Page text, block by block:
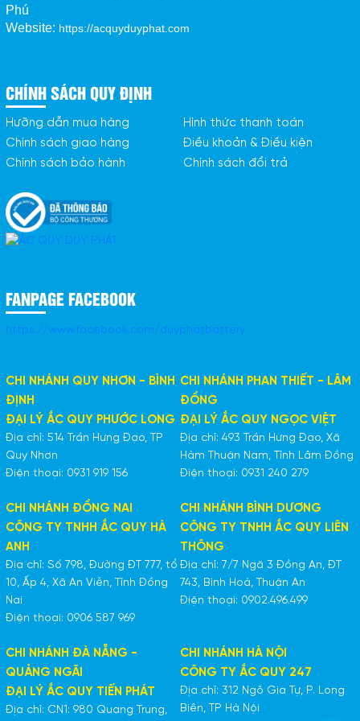
Phú
Website: https://acquyduyphat.com
CHÍNH SÁCH QUY ĐỊNH
Hưỡng dẫn mua hàng
Hình thức thanh toán
Chính sách giao hàng
Điều khoản & Điều kiện
Chính sách bảo hành
Chính sách đổi trả
FANPAGE FACEBOOK
https://www.facebook.com/duyphatbattery
CHI NHÁNH QUY NHƠN - BÌNH
ĐỊNH
ĐẠI LÝ ẮC QUY PHƯỚC LONG
Địa chỉ: 514 Trần Hưng Đạo, TP
Quy Nhơn
Điện thoại: 0931 919 156
CHI NHÁNH PHAN THIẾT - LÂM
ĐỒNG
ĐẠI LÝ ẮC QUY NGỌC VIỆT
Địa chỉ: 493 Trần Hưng Đạo, Xã
Hàm Thuận Nam, Tỉnh Lâm Đồng
Điện thoại: 0931 240 279
CHI NHÁNH ĐỒNG NAI
CÔNG TY TNHH ẮC QUY HÀ
ANH
Địa chỉ: Số 798, Đường ĐT 777, tổ
10, Ấp 4, Xã An Viễn, Tỉnh Đồng
Nai
Điện thoại: 0906 587 969
CHI NHÁNH BÌNH DƯƠNG
CÔNG TY TNHH ẮC QUY LIÊN
THÔNG
Địa chỉ: 7/7 Ngã 3 Đồng An, ĐT
743, Bình Hoà, Thuận An
Điện thoại: 0902.496.499
CHI NHÁNH ĐÀ NẴNG -
QUẢNG NGÃI
ĐẠI LÝ ẮC QUY TIẾN PHÁT
Địa chỉ: CN1: 980 Quang Trung,
CHI NHÁNH HÀ NỘI
CÔNG TY ẮC QUY 247
Địa chỉ: 312 Ngô Gia Tự, P. Long
Biên, TP Hà Nội